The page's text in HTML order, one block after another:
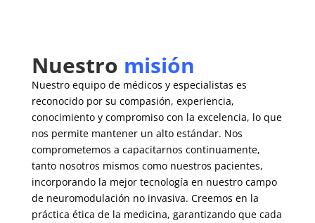
Nuestro misión
Nuestro equipo de médicos y especialistas es
reconocido por su compasión, experiencia,
conocimiento y compromiso con la excelencia, lo que
nos permite mantener un alto estándar. Nos
comprometemos a capacitarnos continuamente,
tanto nosotros mismos como nuestros pacientes,
incorporando la mejor tecnología en nuestro campo
de neuromodulación no invasiva. Creemos en la
práctica ética de la medicina, garantizando que cada